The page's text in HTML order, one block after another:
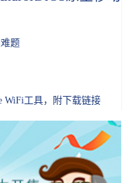
题
WiFi工具，附下载链接